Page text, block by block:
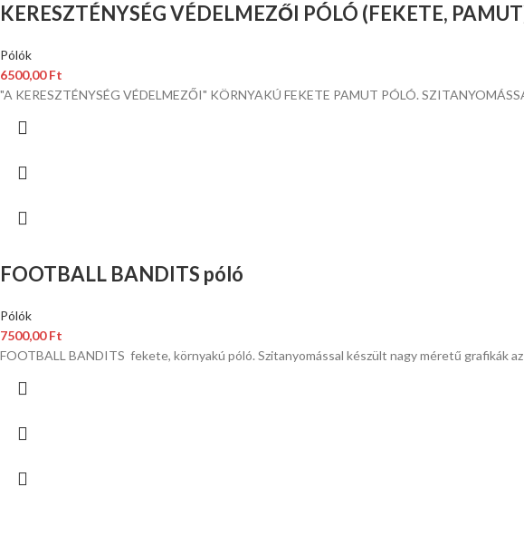
KERESZTÉNYSÉG VÉDELMEZŐI PÓLÓ (FEKETE,
Pólók
6500,00Ft
"A KERESZTÉNYSÉG VÉDELMEZŐI" KÖRNYAKÚ FEKETE PAMUT PÓLÓ.
FOOTBALL BANDITS póló
Pólók
7500,00Ft
FOOTBALL BANDITS fekete, környakú póló. Szitanyomással készült nagy méretű grafikák